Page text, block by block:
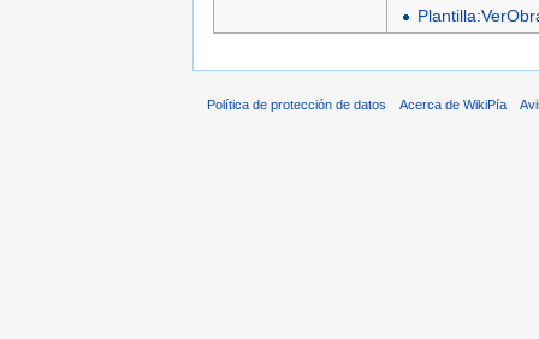
Política de protección de datos Acerca de WikiPía